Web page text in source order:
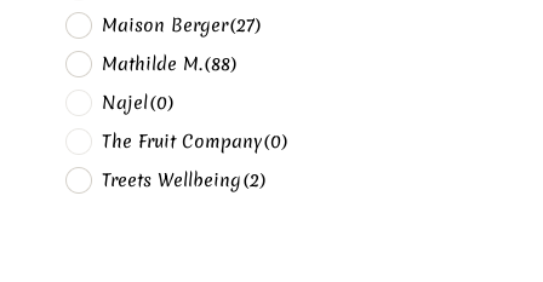
Maison Berger(27)
Mathilde M.(88)
Najel(0)
The Fruit Company(0)
Treets Wellbeing(2)